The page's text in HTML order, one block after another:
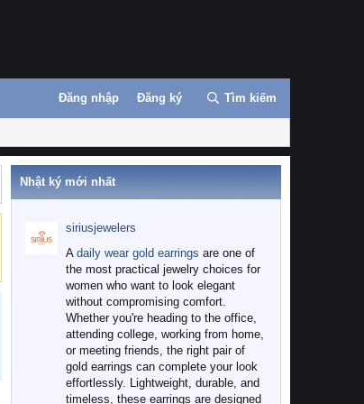
Đăng nhập Đăng ký Tìm kiếm
Nhật ký mới nhất
siriusjewelers
A daily wear gold earrings are one of
the most practical jewelry choices for
women who want to look elegant
without compromising comfort.
Whether you're heading to the office,
attending college, working from home,
or meeting friends, the right pair of
gold earrings can complete your look
effortlessly. Lightweight, durable, and
timeless, these earrings are designed